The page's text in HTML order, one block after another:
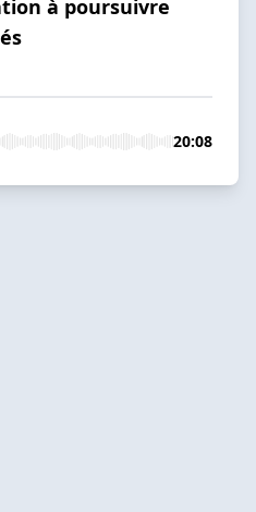
à poursuivre
20:08